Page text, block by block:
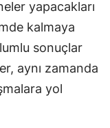
Samsun
Siirt
Sinop
yapacakları
kalmaya
sonuçlar
aynı zamanda
yol